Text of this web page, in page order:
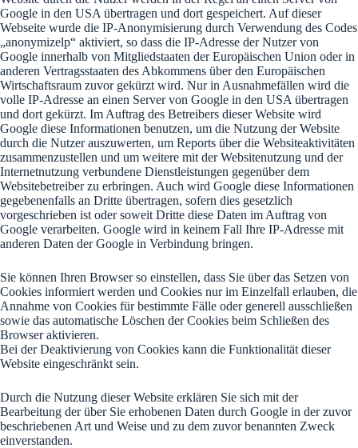
Google in den USA übertragen und dort gespeichert. Auf dieser
Webseite wurde die IP-Anonymisierung durch Verwendung des Codes
„anonymizelp“ aktiviert, so dass die IP-Adresse der Nutzer von
Google innerhalb von Mitgliedstaaten der Europäischen Union oder in
anderen Vertragsstaaten des Abkommens über den Europäischen
Wirtschaftsraum zuvor gekürzt wird. Nur in Ausnahmefällen wird die
volle IP-Adresse an einen Server von Google in den USA übertragen
und dort gekürzt. Im Auftrag des Betreibers dieser Website wird
Google diese Informationen benutzen, um die Nutzung der Website
durch die Nutzer auszuwerten, um Reports über die Websiteaktivitäten
zusammenzustellen und um weitere mit der Websitenutzung und der
Internetnutzung verbundene Dienstleistungen gegenüber dem
Websitebetreiber zu erbringen. Auch wird Google diese Informationen
gegebenenfalls an Dritte übertragen, sofern dies gesetzlich
vorgeschrieben ist oder soweit Dritte diese Daten im Auftrag von
Google verarbeiten. Google wird in keinem Fall Ihre IP-Adresse mit
anderen Daten der Google in Verbindung bringen.
Sie können Ihren Browser so einstellen, dass Sie über das Setzen von
Cookies informiert werden und Cookies nur im Einzelfall erlauben, die
Annahme von Cookies für bestimmte Fälle oder generell ausschließen
sowie das automatische Löschen der Cookies beim Schließen des
Browser aktivieren.
Bei der Deaktivierung von Cookies kann die Funktionalität dieser
Website eingeschränkt sein.
Durch die Nutzung dieser Website erklären Sie sich mit der
Bearbeitung der über Sie erhobenen Daten durch Google in der zuvor
beschriebenen Art und Weise und zu dem zuvor benannten Zweck
einverstanden.